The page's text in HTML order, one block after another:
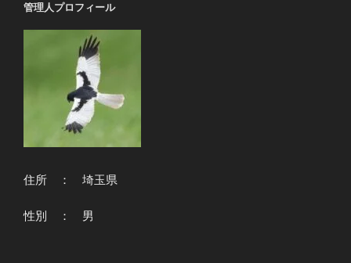
管理人プロフィール
住所 ： 埼玉県
性別 ： 男